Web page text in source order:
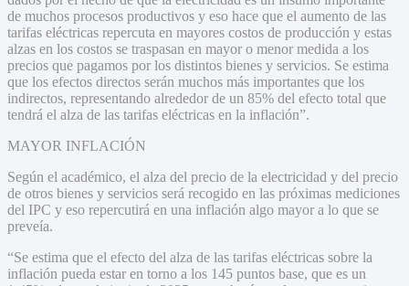
de muchos procesos productivos y eso hace que el aumento de las
tarifas eléctricas repercuta en mayores costos de producción y estas
alzas en los costos se traspasan en mayor o menor medida a los
precios que pagamos por los distintos bienes y servicios. Se estima
que los efectos directos serán muchos más importantes que los
indirectos, representando alrededor de un 85% del efecto total que
tendrá el alza de las tarifas eléctricas en la inflación”.
MAYOR INFLACIÓN
Según el académico, el alza del precio de la electricidad y del precio
de otros bienes y servicios será recogido en las próximas mediciones
del IPC y eso repercutirá en una inflación algo mayor a lo que se
preveía.
“Se estima que el efecto del alza de las tarifas eléctricas sobre la
inflación pueda estar en torno a los 145 puntos base, que es un